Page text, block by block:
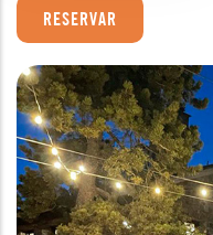
RESERVAR